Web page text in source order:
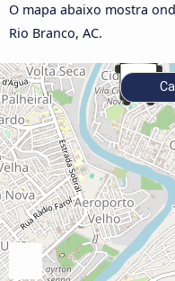
O mapa abaixo mostra
Rio Branco, AC.